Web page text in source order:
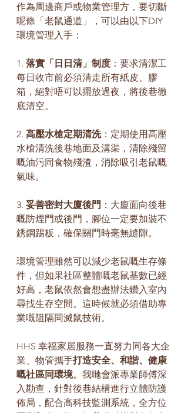
作為周邊商戶或物業管理方，要切斷
呢條「老鼠通道」，可以由以下DIY
環境管理入手：
1. 落實「日日清」制度 ：要求清潔工
每日收市前必須清走所有紙皮、膠
箱，絕對唔可以擺放過夜，將後巷徹
底清空。
2. 高壓水槍定期清洗：定期使用高壓
水槍清洗後巷地面及溝渠，清除殘留
嘅油污同食物殘渣，消除吸引老鼠嘅
氣味。
3. 妥善密封大廈後門 ：大廈面向後巷
嘅防煙門或後門，腳位一定要加裝不
銹鋼踢板，確保關門時毫無縫隙。
環境管理雖然可以減少老鼠嘅生存條
件，但如果社區整體嘅老鼠基數已經
好高，老鼠依然會想盡辦法鑽入室內
尋找生存空間。這時候就必須借助專
業嘅阻隔同滅鼠技術。
HHS 幸福家居服務一直努力同各大企
業、物管攜手打造安全、和諧、健康
嘅社區同環境。我哋會派專業師傅深
入勘查，針對後巷結構進行立體防護
佈局，配合高科技監測系統，全方位